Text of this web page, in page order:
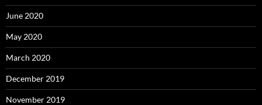
June 2020
May 2020
March 2020
December 2019
November 2019